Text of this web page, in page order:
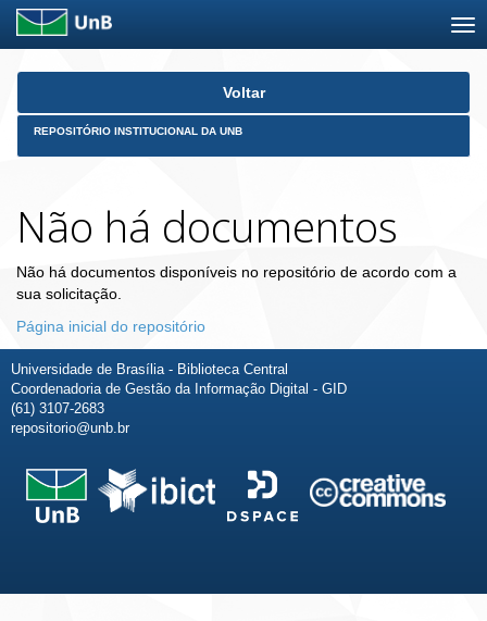
Skip
Voltar
REPOSITÓRIO INSTITUCIONAL DA UNB
Não há documentos
Não há documentos disponíveis no repositório de acordo com a
sua solicitação.
Página inicial do repositório
Universidade de Brasília - Biblioteca Central
Coordenadoria de Gestão da Informação Digital - GID
(61) 3107-2683
repositorio@unb.br